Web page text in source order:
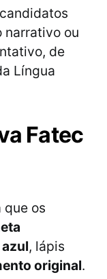
narrativo ou
de
Língua
Fatec
que os
, lápis
original.